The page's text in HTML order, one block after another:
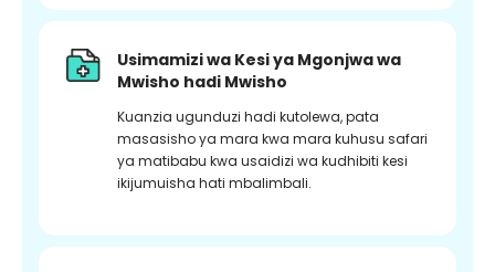
Usimamizi wa Kesi ya Mgonjwa wa
Mwisho hadi Mwisho
Kuanzia ugunduzi hadi kutolewa, pata
masasisho ya mara kwa mara kuhusu safari
ya matibabu kwa usaidizi wa kudhibiti kesi
ikijumuisha hati mbalimbali.